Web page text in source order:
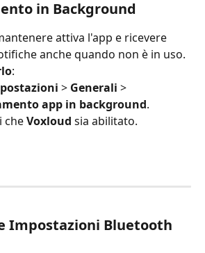
in Background
attiva l'app e ricevere
anche quando non è in uso.
:
> Generali >
app in background.
che Voxloud sia abilitato.
Impostazioni Bluetooth